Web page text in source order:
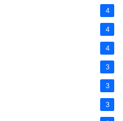
4
4
4
3
3
3